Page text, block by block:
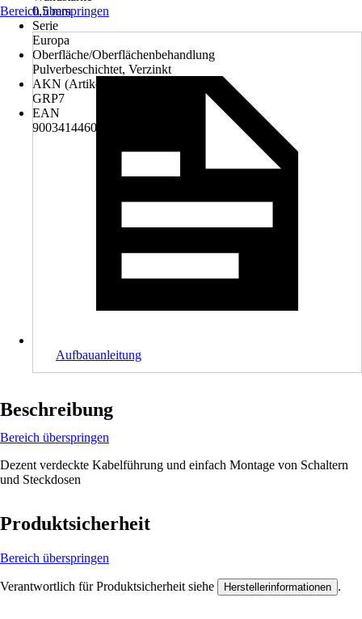
0,5 mm
Serie
Europa
Oberfläche/Oberflächenbehandlung
Pulverbeschichtet, Verzinkt
AKN (Artikelkurznummer)
GRP7
EAN
9003414460300
Bereich überspringen
Aufbauanleitung
Beschreibung
Bereich überspringen
Dezent verdeckte Kabelführung und einfach Montage von Schaltern
und Steckdosen
Produktsicherheit
Bereich überspringen
Verantwortlich für Produktsicherheit siehe Herstellerinformationen .